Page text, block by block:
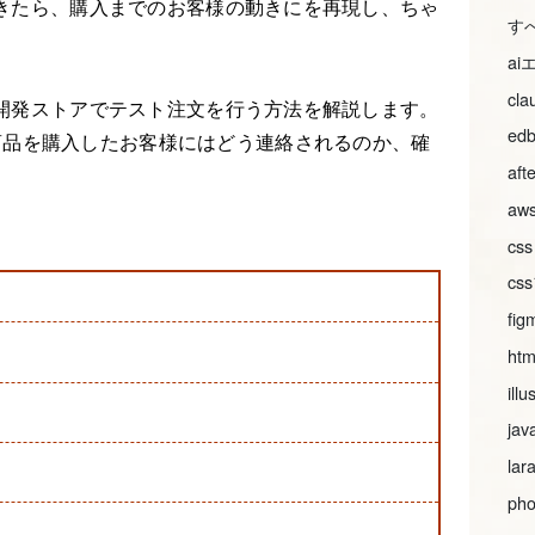
ら、購入までのお客様の動きにを再現し、ちゃ
ストアでテスト注文を行う方法を解説します。
を購入したお客様にはどう連絡されるのか、確
す
ai
css